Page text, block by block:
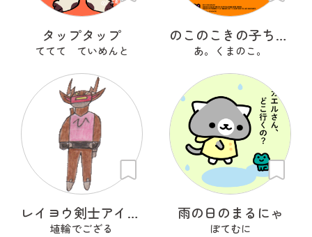
タップタップ
ててて ていめんと
のこのこきの子ちゃん
あ。くまのこ。
レイヨウ剣士アイベクサー
埴輪でござる
雨の日のまるにゃ
ぽてむに